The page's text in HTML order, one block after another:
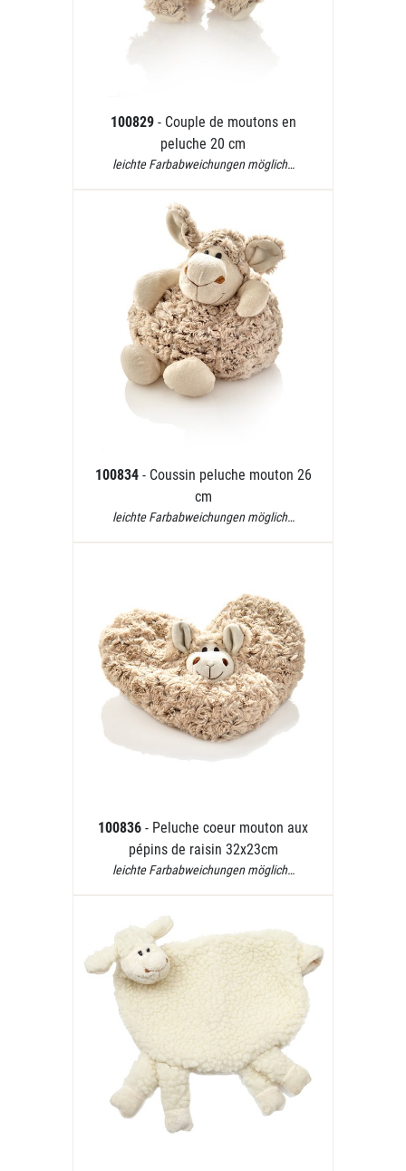
100829 - Couple de moutons en
peluche 20 cm
leichte Farbabweichungen möglich…
100834 - Coussin peluche mouton 26
cm
leichte Farbabweichungen möglich…
100836 - Peluche coeur mouton aux
pépins de raisin 32x23cm
leichte Farbabweichungen möglich…